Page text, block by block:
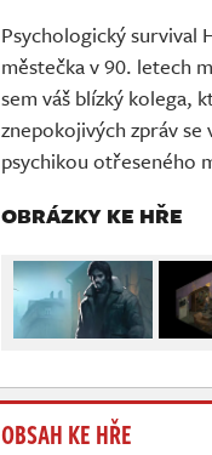
Psychologický survival
městečka v 90. letech
sem váš blízký kolega,
znepokojivých zpráv
psychikou otřeseného
OBRÁZKY KE HŘE
OBSAH KE HŘE